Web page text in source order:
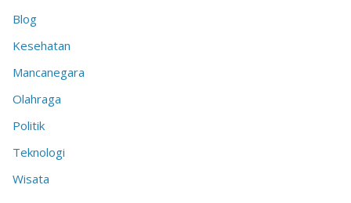
Blog
Kesehatan
Mancanegara
Olahraga
Politik
Teknologi
Wisata